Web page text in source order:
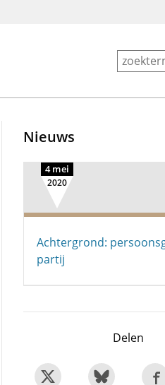
Nieuws
4 mei
2020
Achtergrond:
partij
Delen